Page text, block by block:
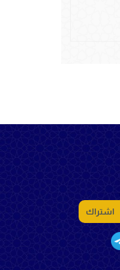
اشتراك